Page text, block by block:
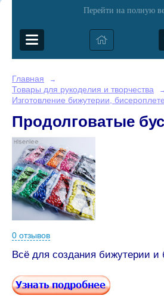
Перейти на полную
Главная →
Товары для рукоделия и творчества →
Изготовление бижутерии,
Продолговатые
0 отзывов
Всё для создания бижутерии и